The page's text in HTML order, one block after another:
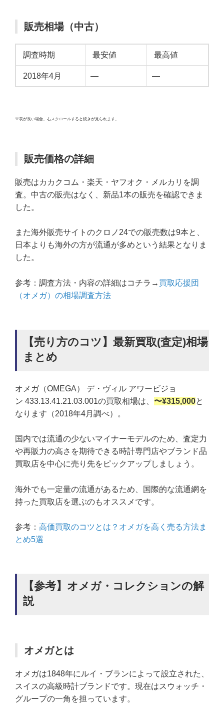
販売相場（中古）
調査時期 最安値 最高値
2018年4月 — —
※表が長い場合、右スクロールすると続きが見られます。
販売価格の詳細
販売はカカクコム・楽天・ヤフオク・メルカリを調
査。中古の販売はなく、新品1本の販売を確認できま
した。
また海外販売サイトのクロノ24での販売数は9本と、
日本よりも海外の方が流通が多めという結果となりま
した。
参考：調査方法・内容の詳細はコチラ→ 買取応援団
（オメガ）の相場調査方法
【売り方のコツ】最新買取(査定)相場
まとめ
オメガ（OMEGA） デ・ヴィル アワービジョ
ン 433.13.41.21.03.001の買取相場は、 〜¥315,000と
なります（2018年4月調べ）。
国内では流通の少ないマイナーモデルのため、査定力
や再販力の高さを期待できる時計専門店やブランド品
買取店を中心に売り先をピックアップしましょう。
海外でも一定量の流通があるため、国際的な流通網を
持った買取店を選ぶのもオススメです。
参考： 高価買取のコツとは？オメガを高く売る方法ま
とめ5選
【参考】オメガ・コレクションの解
説
オメガとは
オメガは1848年にルイ・ブランによって設立された、
スイスの高級時計ブランドです。現在はスウォッチ・
グループの一角を担っています。